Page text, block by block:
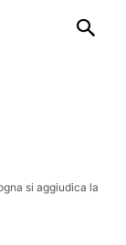
si aggiudica la